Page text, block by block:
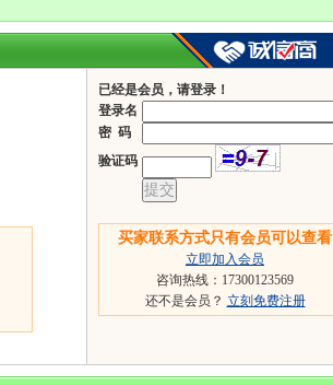
已经是会员，请登录！
登录名
密 码
验证码
买家联系方式只有会员可以查看
立即加入会员
咨询热线：17300123569
还不是会员？ 立刻免费注册